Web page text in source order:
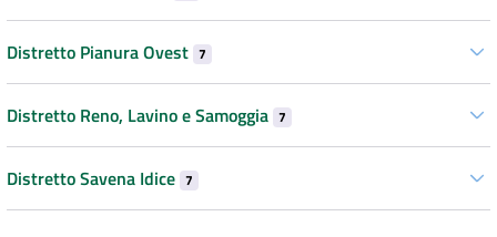
Distretto Pianura Ovest 7
Distretto Reno, Lavino e Samoggia 7
Distretto Savena Idice 7